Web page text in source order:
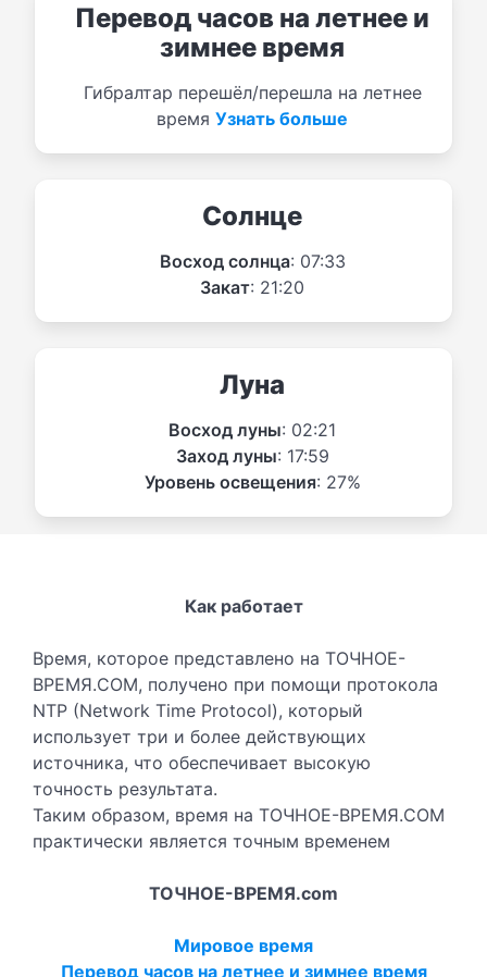
Перевод часов на летнее и
зимнее время
Гибралтар перешёл/перешла на летнее
время Узнать больше
Солнце
Восход солнца: 07:33
Закат: 21:20
Луна
Восход луны: 02:21
Заход луны: 17:59
Уровень освещения: 27%
Как работает
Время, которое представлено на ТОЧНОЕ-
ВРЕМЯ.COM, получено при помощи протокола
NTP (Network Time Protocol), который
использует три и более действующих
источника, что обеспечивает высокую
точность результата.
Таким образом, время на ТОЧНОЕ-ВРЕМЯ.COM
практически является точным временем
ТОЧНОЕ-ВРЕМЯ.com
Мировое время
Перевод часов на летнее и зимнее время